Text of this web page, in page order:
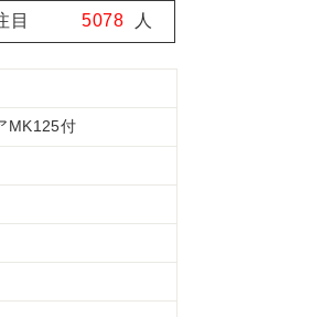
目 5078 人
MK125付